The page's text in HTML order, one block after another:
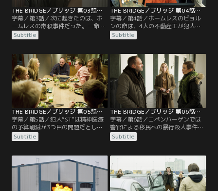
THE BRIDGE／ブリッジ 第03話／字幕
字幕／第3話／次に起きたのは、ホ
ームレスの毒殺事件だった。一命を
とりとめた被害者ソニアは、マルメ
の福祉職員ステファンの妹だった
一方、ネットに誘拐されたホームレ
スの男性ビョルンの映像と、彼の命
を救うために選ばれた4人の不動産
王の写真が公開される。
Subtitle
THE BRIDGE／ブリッジ 第04話／字幕
字幕／第4話／ホームレスのビョル
ンの命は、4人の不動産王が犯人に
要求された身代金を支払うかどうか
にかかっていた。犯人の“真実のテ
計画しているが、臨機応変な判断が
苦手だと推察されている。制限時間
が迫る中、警察に集められた4人の
不動産王の回答は……。
Subtitle
THE BRIDGE／ブリッジ 第05話／字幕
字幕／第5話／犯人“ST”は精神医療
の予算削減が3つ目の問題だとし
て、“ST”に操られた患者たちがマル
メとコペンハーゲンで同時多発的に
ィンは唯一未遂に終わった実行犯を
取り調べ、彼と同居していた家出中
の少女アニアが事件の突破口になる
と考える。
Subtitle
THE BRIDGE／ブリッジ 第06話／字幕
字幕／第6話／コペンハーゲンでは
警官による移民への暴行殺人事件の
裁判で警官側の無罪が確定し、被告
の1人が誘拐される。それは犯
策の失敗を訴えるものだった。一
方、マーティンは警察署でダニエル
の携帯のSIMカードをすり替え、サ
ーガが“ST”の電話に出るが……。
Subtitle